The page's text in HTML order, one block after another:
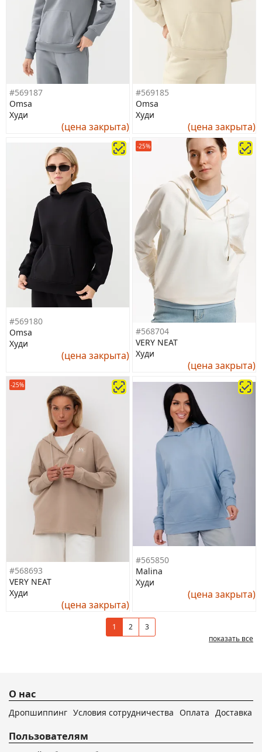
#569187
Omsa
Худи
(цена закрыта)
#569185
Omsa
Худи
(цена закрыта)
#569180
Omsa
Худи
(цена закрыта)
-25%
#568704
VERY NEAT
Худи
(цена закрыта)
-25%
#568693
VERY NEAT
Худи
(цена закрыта)
#565850
Malina
Худи
(цена закрыта)
1 2
3
показать все
О нас
Дропшиппинг Условия сотрудничества Оплата Доставка
Пользователям